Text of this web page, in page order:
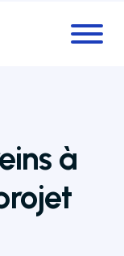
à